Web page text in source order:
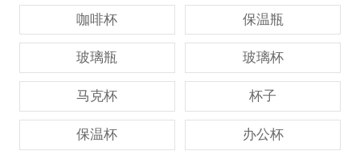
咖啡杯 保温瓶
玻璃瓶 玻璃杯
马克杯 杯子
保温杯 办公杯